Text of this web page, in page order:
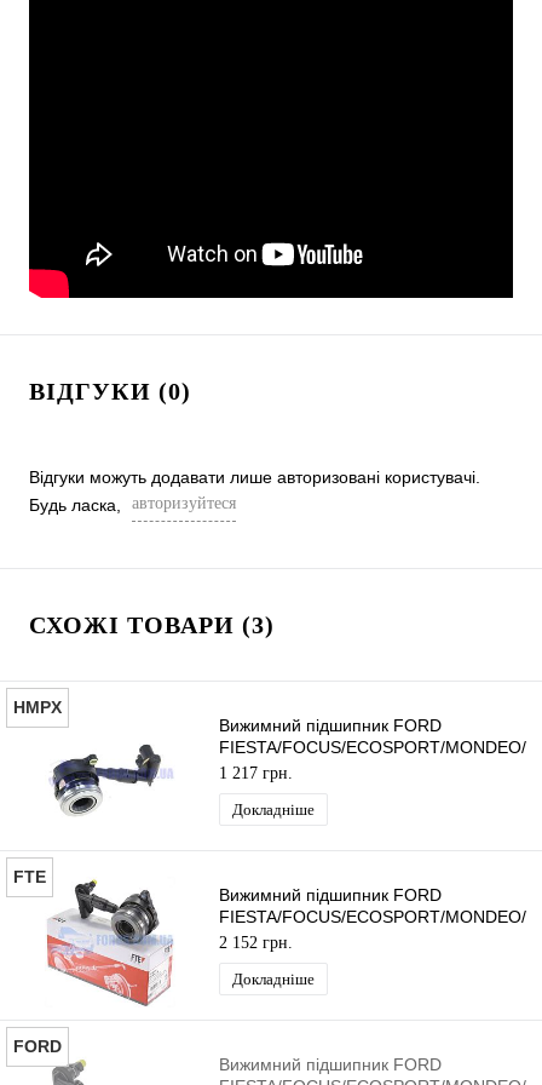
ВІДГУКИ (0)
Відгуки можуть додавати лише авторизовані користувачі.
Будь ласка,
авторизуйтеся
СХОЖІ ТОВАРИ (3)
HMPX
Вижимний підшипник FORD
FIESTA/FOCUS/ECOSPORT/MONDEO/
2010- HMPX
1 217 грн.
Докладніше
FTE
Вижимний підшипник FORD
FIESTA/FOCUS/ECOSPORT/MONDEO/
2010- FTE
2 152 грн.
Докладніше
FORD
Вижимний підшипник FORD